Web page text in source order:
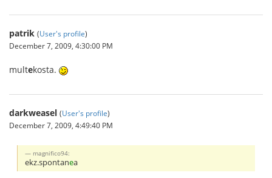
patrik (User's profile)
December 7, 2009, 4:30:00 PM
multekosta.
darkweasel (User's profile)
December 7, 2009, 4:49:40 PM
magnifico94:
ekz.spontanea